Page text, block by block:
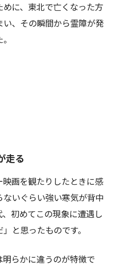
に、東北で亡くなった方
、その瞬間から霊障が発
走る
画を観たりしたときに感
いぐらい強い寒気が背中
初めてこの現象に遭遇し
と思ったものです。
らかに違うのが特徴で